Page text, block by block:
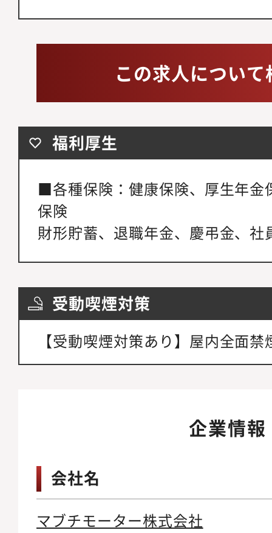
この求人につい
福利厚生
■各種保険：健康保険、厚生年金
保険
財形貯蓄、退職年金、慶弔金、社
受動喫煙対策
【受動喫煙対策あり】屋内全面禁
企業情報
会社名
マブチモーター株式会社